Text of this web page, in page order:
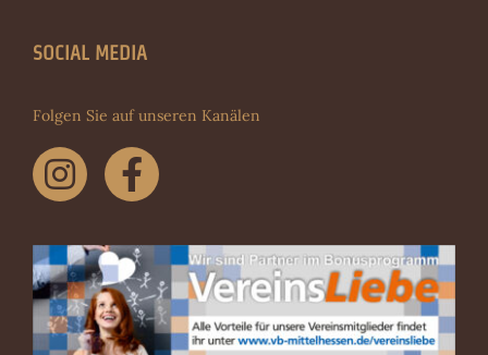
SOCIAL MEDIA
Folgen Sie auf unseren Kanälen